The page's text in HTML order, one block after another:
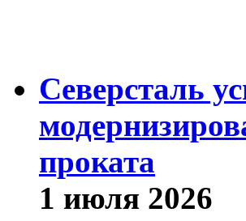
Северсталь
проката
1 июля 2026